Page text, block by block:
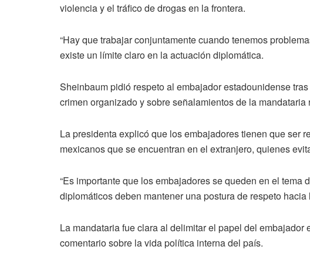
violencia y el tráfico de drogas en la frontera.
“Hay que trabajar conjuntamente cuando tenemos
existe un límite claro en la actuación diplomática.
Sheinbaum pidió respeto al embajador estadounidense
crimen organizado y sobre señalamientos de la
La presidenta explicó que los embajadores tienen que ser
mexicanos que se encuentran en el extranjero, quienes
“Es importante que los embajadores se queden en el
diplomáticos deben mantener una postura de respeto
La mandataria fue clara al delimitar el papel del
comentario sobre la vida política interna del país.